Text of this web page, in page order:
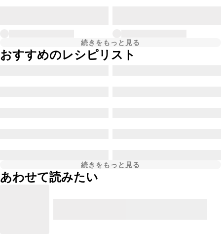
続きをもっと見る
おすすめのレシピリスト
続きをもっと見る
あわせて読みたい